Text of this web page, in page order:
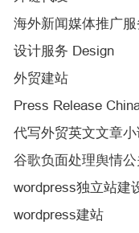
海外新闻媒体推广服
设计服务 Design
外贸建站
Press Release
代写外贸英文文章
谷歌负面处理舆情
wordpress独立站建
wordpress建站